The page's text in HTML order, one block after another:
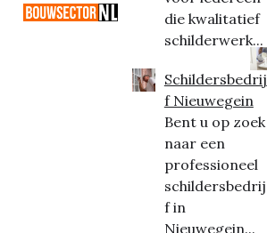
die kwalitatief
schilderwerk...
Schildersbedrij
f Nieuwegein
Bent u op zoek
naar een
professioneel
schildersbedrij
f in
Nieuwegein...